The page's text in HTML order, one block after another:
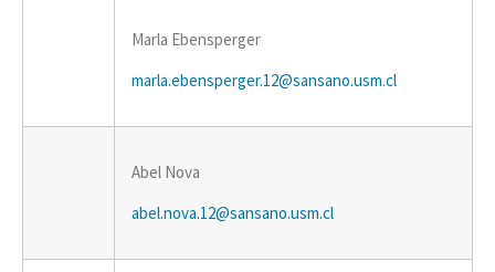
Marla Ebensperger
marla.ebensperger.12@sansano.usm.cl
Abel Nova
abel.nova.12@sansano.usm.cl